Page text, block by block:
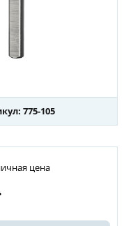
775-105
цена